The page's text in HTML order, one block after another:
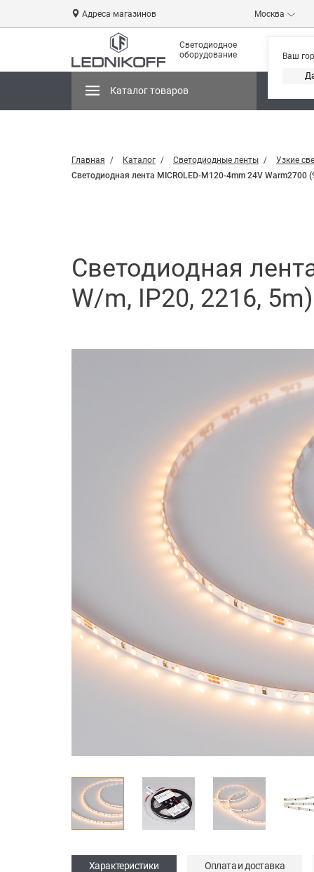
Адреса магазинов Москва
Ваш
Светодиодное
оборудование
Каталог товаров
Главная Каталог Светодиодные ленты Узкие
Светодиодная лента MICROLED-M120-4mm 24V
Светодиодная
W/m, IP20, 2216,
Характеристики Оплата и доставка